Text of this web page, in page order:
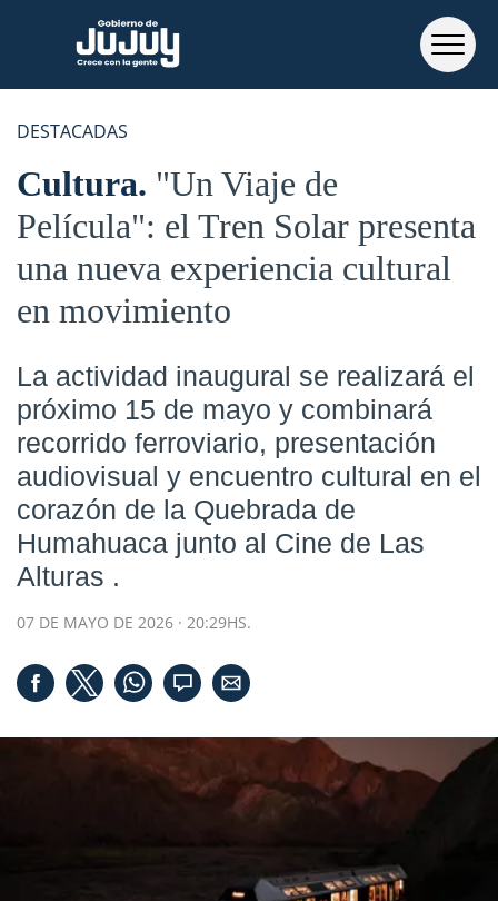
DESTACADAS
Cultura "Un Viaje de
Película": el Tren Solar presenta
una nueva experiencia cultural
en movimiento
La actividad inaugural se realizará el
próximo 15 de mayo y combinará
recorrido ferroviario, presentación
audiovisual y encuentro cultural en el
corazón de la Quebrada de
Humahuaca junto al Cine de Las
Alturas .
07 DE MAYO DE 2026 · 20:29HS.